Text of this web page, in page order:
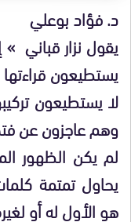
د. فؤاد بوعلي
يقول نزار قباني »
يستطيعون قراءتها
لا يستطيعون
وهم عاجزون عن
لم يكن الظهور
يحاول تمتمة
هو الأول له أو